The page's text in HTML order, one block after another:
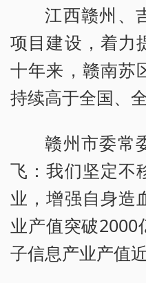
江西赣州、
项目建设，着力
十年来，赣南苏
持续高于全国、
赣州市委常
飞：我们坚定不
业，增强自身造
业产值突破
子信息产业产值近